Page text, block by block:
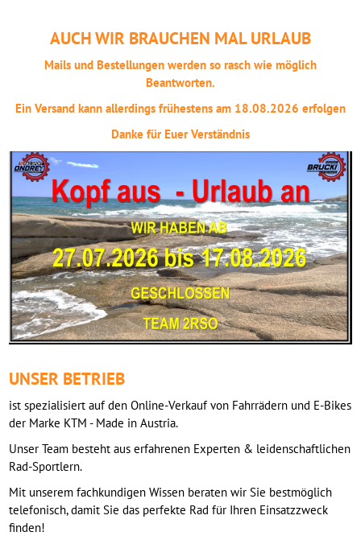
AUCH WIR BRAUCHEN MAL URLAUB
Mails und Bestellungen werden so rasch wie möglich
Beantworten.
Ein Versand kann allerdings frühestens am 18.08.2026 erfolgen
Danke für Euer Verständnis
UNSER BETRIEB
ist spezialisiert auf den Online-Verkauf von Fahrrädern und E-Bikes
der Marke KTM - Made in Austria.
Unser Team besteht aus erfahrenen Experten & leidenschaftlichen
Rad-Sportlern.
Mit unserem fachkundigen Wissen beraten wir Sie bestmöglich
telefonisch, damit Sie das perfekte Rad für Ihren Einsatzzweck
finden!